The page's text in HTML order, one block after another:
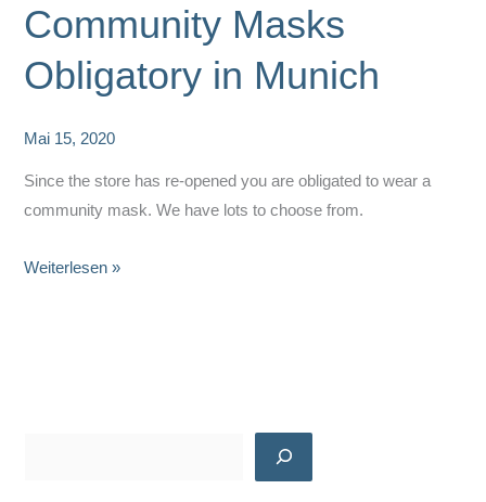
Community Masks
Obligatory in Munich
Mai 15, 2020
Since the store has re-opened you are obligated to wear a
community mask. We have lots to choose from.
Community
Weiterlesen »